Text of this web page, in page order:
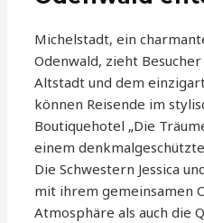
Michelstadt, ein
Odenwald, zieht
Altstadt und dem
können Reisende im
Boutiquehotel „Die
einem
Die Schwestern Jessica
mit ihrem gemeinsamen
Atmosphäre als auch die